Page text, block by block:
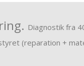
Diagnostik fra
(reparation +